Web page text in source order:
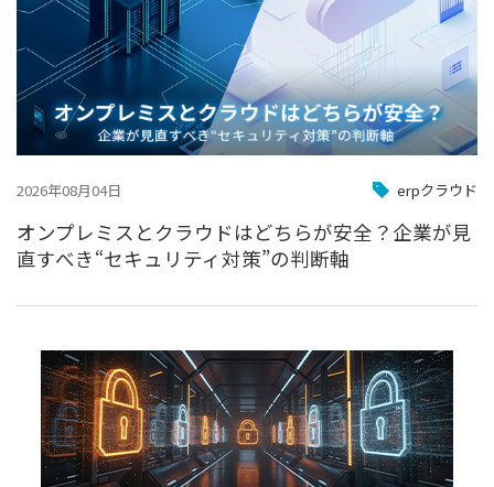
2026年08月04日 erpクラウド
オンプレミスとクラウドはどちらが安全？企業が見
直すべき“セキュリティ対策”の判断軸